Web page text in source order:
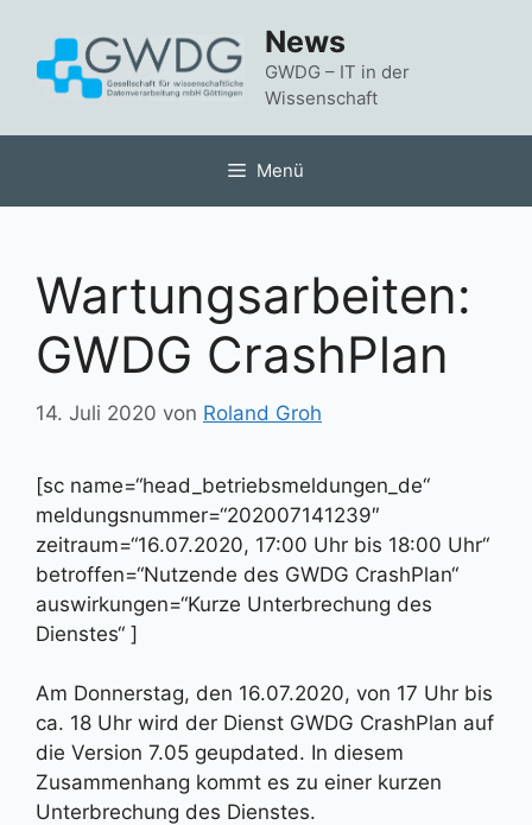
springen
News
GWDG – IT in der
Wissenschaft
Menü
Wartungsarbeiten:
GWDG CrashPlan
14. Juli 2020 von Roland Groh
[sc name=“head_betriebsmeldungen_de“
meldungsnummer=“202007141239″
zeitraum=“16.07.2020, 17:00 Uhr bis 18:00 Uhr“
betroffen=“Nutzende des GWDG CrashPlan“
auswirkungen=“Kurze Unterbrechung des
Dienstes“ ]
Am Donnerstag, den 16.07.2020, von 17 Uhr bis
ca. 18 Uhr wird der Dienst GWDG CrashPlan auf
die Version 7.05 geupdated. In diesem
Zusammenhang kommt es zu einer kurzen
Unterbrechung des Dienstes.